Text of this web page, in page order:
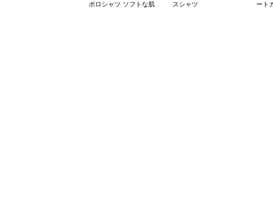
ポロシャツ ソフトな肌
スシャツ
ート